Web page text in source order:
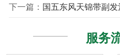
下一篇： 国五东风天锦带副
服务